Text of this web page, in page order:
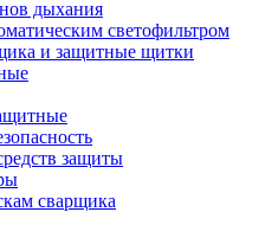
дыхания
светофильтром
и защитные щитки
защиты
сварщика